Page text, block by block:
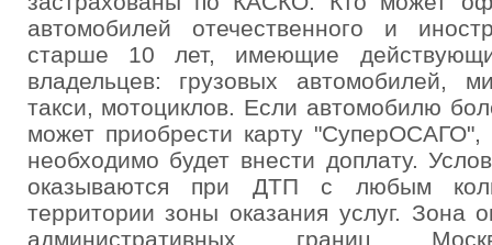
автомобилей отечественного и
старше 10 лет, имеющие
владельцев: грузовых автомобилей,
такси, мотоциклов. Если автомобилю
может приобрести карту
необходимо будет внести доплату.
оказываются при ДТП с любым
территории зоны оказания услуг. Зона
административных границ